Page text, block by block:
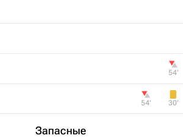
Запасные
54‎’‎
30‎’‎
54‎’‎